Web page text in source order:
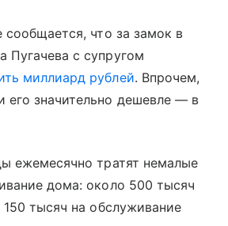
сообщается, что за замок в
Пугачева с супругом
миллиард рублей. Впрочем,
его значительно дешевле — в
ежемесячно тратят немалые
дома: около 500 тысяч
150 тысяч на обслуживание